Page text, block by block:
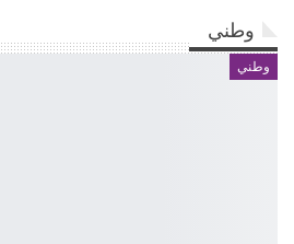
وطني
وطني